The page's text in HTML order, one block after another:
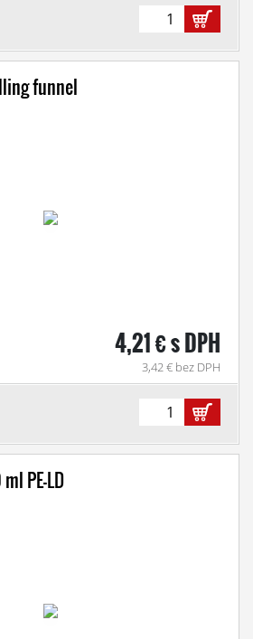
funnel
4,21 € s DPH
3,42 € bez DPH
PE-LD